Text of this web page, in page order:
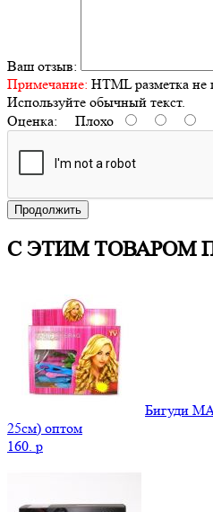
Ваш отзыв:
Примечание: HTML разметка не
Используйте обычный текст.
Оценка: Плохо
Продолжить
С ЭТИМ ТОВАРОМ
Бигуди
25см) оптом
160. p